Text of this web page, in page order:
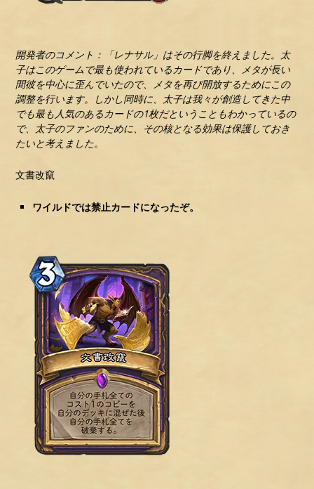
開発者のコメント：「レナサル」はその行脚を終えました。太
子はこのゲームで最も使われているカードであり、メタが長い
間彼を中心に歪んでいたので、メタを再び開放するためにこの
調整を行います。しかし同時に、太子は我々が創造してきた中
でも最も人気のあるカードの1枚だということもわかっているの
で、太子のファンのために、その核となる効果は保護しておき
たいと考えました。
文書改竄
ワイルドでは禁止カードになったぞ。